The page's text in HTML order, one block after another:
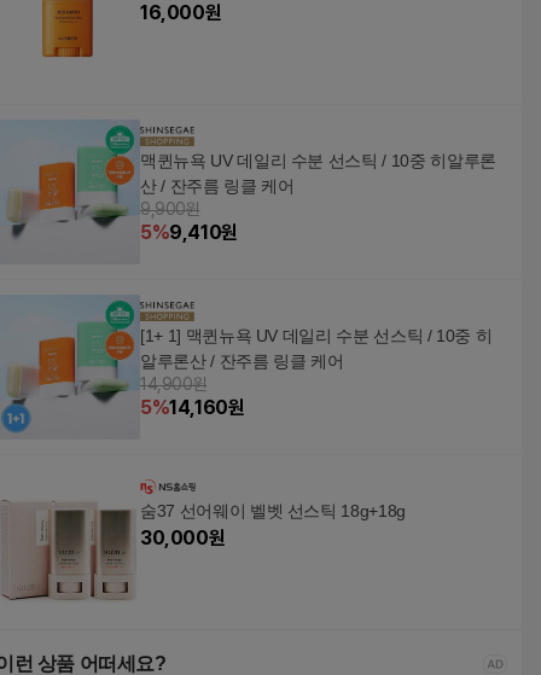
16,000원
맥퀸뉴욕 UV 데일리 수분 선스틱 / 10중 히알루론
산 / 잔주름 링클 케어
9,900원
5%9,410원
[1+ 1] 맥퀸뉴욕 UV 데일리 수분 선스틱 / 10중 히
알루론산 / 잔주름 링클 케어
14,900원
5%14,160원
숨37 선어웨이 벨벳 선스틱 18g+18g
30,000원
런 상품 어떠세요?